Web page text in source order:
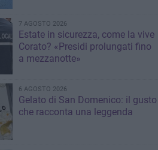
7 AGOSTO 2026
Estate in sicurezza, come la vive
Corato? «Presidi prolungati fino
a mezzanotte»
6 AGOSTO 2026
Gelato di San Domenico: il gusto
che racconta una leggenda